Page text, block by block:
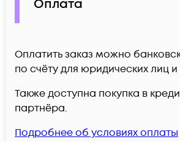
Оплата
Оплатить заказ можно
по счёту для юридических лиц
Также доступна покупка в
партнёра.
Подробнее об условиях оплаты